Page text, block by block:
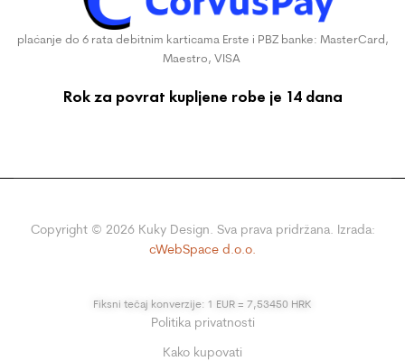
plaćanje do 6 rata debitnim karticama Erste i PBZ banke: MasterCard,
Maestro, VISA
Rok za povrat kupljene robe je 14 dana
Copyright © 2026Kuky Design. Sva prava pridržana. Izrada:
cWebSpace d.o.o.
Fiksni tečaj konverzije: 1 EUR = 7,53450 HRK
Politika privatnosti
Kako kupovati